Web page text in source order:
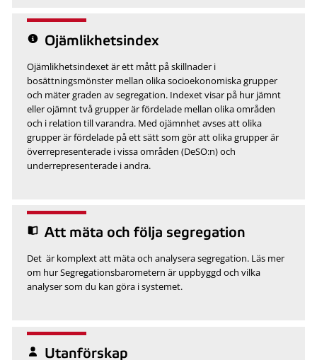
Ojämlikhetsindex
Ojämlikhetsindexet är ett mått på skillnader i
bosättningsmönster mellan olika socioekonomiska grupper
och mäter graden av segregation. Indexet visar på hur jämnt
eller ojämnt två grupper är fördelade mellan olika områden
och i relation till varandra. Med ojämnhet avses att olika
grupper är fördelade på ett sätt som gör att olika grupper är
överrepresenterade i vissa områden (DeSO:n) och
underrepresenterade i andra.
Att mäta och följa segregation
Det är komplext att mäta och analysera segregation. Läs mer
om hur Segregationsbarometern är uppbyggd och vilka
analyser som du kan göra i systemet.
Utanförskap